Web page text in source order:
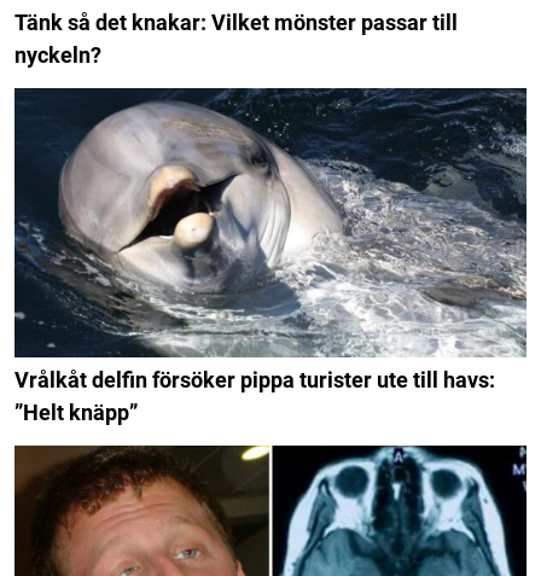
Tänk så det knakar: Vilket mönster passar till
nyckeln?
Vrålkåt delfin försöker pippa turister ute till havs:
”Helt knäpp”